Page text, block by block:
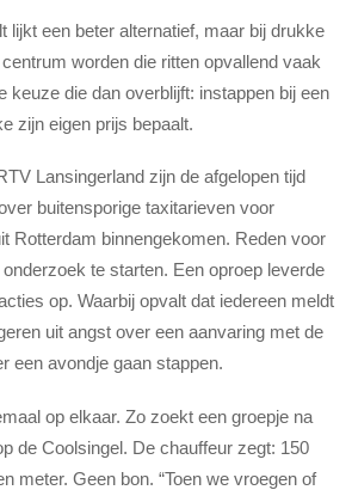
lijkt een beter alternatief, maar bij drukke
worden die ritten opvallend vaak
keuze die dan overblijft: instappen bij een
zijn eigen prijs bepaalt.
Lansingerland zijn de afgelopen tijd
buitensporige taxitarieven voor
Rotterdam binnengekomen. Reden voor
te starten. Een oproep leverde
op. Waarbij opvalt dat iedereen meldt
uit angst over een aanvaring met de
een avondje gaan stappen.
op elkaar. Zo zoekt een groepje na
de Coolsingel. De chauffeur zegt: 150
meter. Geen bon. “Toen we vroegen of